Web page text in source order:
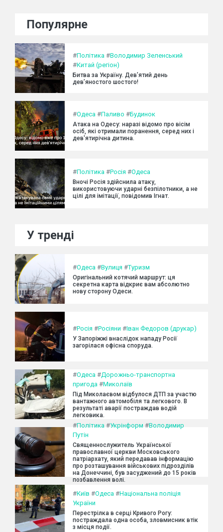
Популярне
#Політика #Володимир Зеленський
#Китай (регіон)
Битва за Україну. Дев’ятий день
дев’яностого шостого!
#Одеса #Паливо #Будинок
Атака на Одесу: наразі відомо про вісім
осіб, які отримали поранення, серед них і
дев'ятирічна дитина.
#Політика #Росія #Одеса
Вночі Росія здійснила атаку,
використовуючи ударні безпілотники, а не
цілі для імітації, повідомив Ігнат.
У тренді
#Одеса #Вулиця #Туризм
Оригінальний котячий маршрут: ця
секретна карта відкриє вам абсолютно
нову сторону Одеси.
#Росія #Росіяни #Іван Федоров (друкар)
У Запоріжжі внаслідок нападу Росії
загорілася офісна споруда.
#Одеса #Дорожньо-транспортна
пригода #Миколаїв
Під Миколаєвом відбулося ДТП за участю
вантажного автомобіля та легкового. В
результаті аварії постраждав водій
легковика.
#Політика #Укрінформ #Володимир
Путін
Священнослужитель Української
православної церкви Московського
патріархату, який передавав інформацію
про розташування військових підрозділів
на Донеччині, був засуджений до 15 років
позбавлення волі.
#Київ #Одеса #Національна поліція
України
Перестрілка в серці Кривого Рогу:
постраждала одна особа, зловмисник втік
з місця події.